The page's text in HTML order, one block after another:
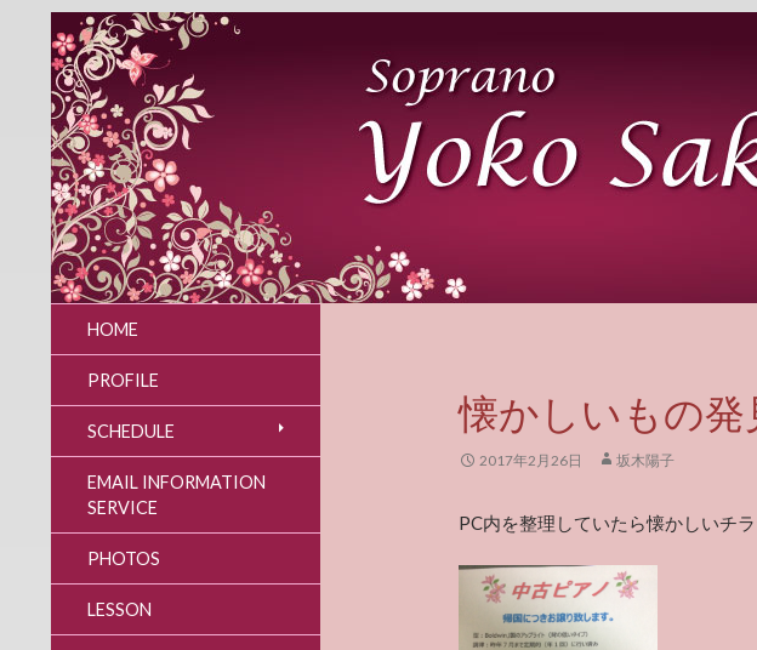
懐かしいもの発
2017年2月26日 坂木陽子
PC内を整理していたら懐かしいチ
HOME
PROFILE
SCHEDULE
EMAIL INFORMATION
SERVICE
PHOTOS
LESSON